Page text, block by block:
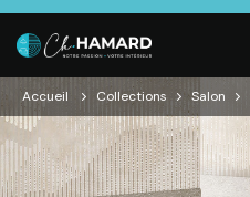
Accueil Collections Salon